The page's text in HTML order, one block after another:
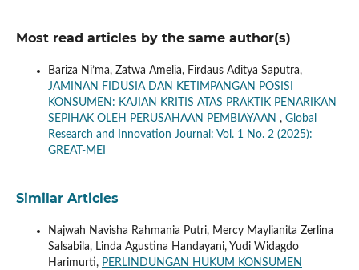
Most read articles by the same author(s)
Bariza Ni’ma, Zatwa Amelia, Firdaus Aditya Saputra,
JAMINAN FIDUSIA DAN KETIMPANGAN POSISI
KONSUMEN: KAJIAN KRITIS ATAS PRAKTIK PENARIKAN
SEPIHAK OLEH PERUSAHAAN PEMBIAYAAN , Global
Research and Innovation Journal: Vol. 1 No. 2 (2025):
GREAT-MEI
Similar Articles
Najwah Navisha Rahmania Putri, Mercy Maylianita Zerlina
Salsabila, Linda Agustina Handayani, Yudi Widagdo
Harimurti, PERLINDUNGAN HUKUM KONSUMEN